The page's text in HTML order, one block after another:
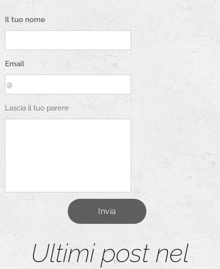
Il tuo nome
Email
Lascia il tuo parere
Invia
Ultimi post nel